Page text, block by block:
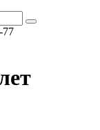
77